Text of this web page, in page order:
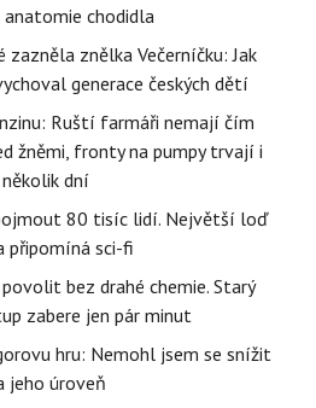
anatomie chodidla
zazněla znělka Večerníčku: Jak
generace českých dětí
Ruští farmáři nemají čím
žněmi, fronty na pumpy trvají i
několik dní
80 tisíc lidí. Největší loď
připomíná sci-fi
bez drahé chemie. Starý
zabere jen pár minut
hru: Nemohl jsem se snížit
jeho úroveň